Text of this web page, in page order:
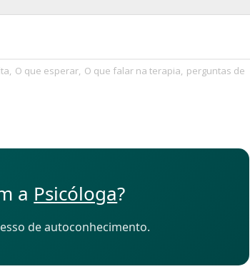
, O que esperar, O que falar na terapia, perguntas de
a Psicóloga?
de autoconhecimento.